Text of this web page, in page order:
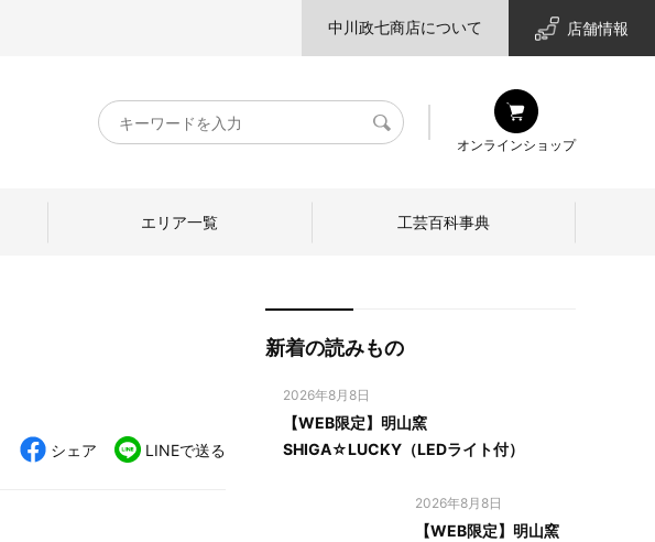
中川政七商店について 店舗情報
キ
ー
検
オンラインショップ
エリア一覧 工芸百科事典
シェア LINEで送る
新着の読みもの
2026年8月8日
【WEB限定】明山窯
SHIGA☆LUCKY（LEDライト付）
2026年8月8日
【WEB限定】明山窯